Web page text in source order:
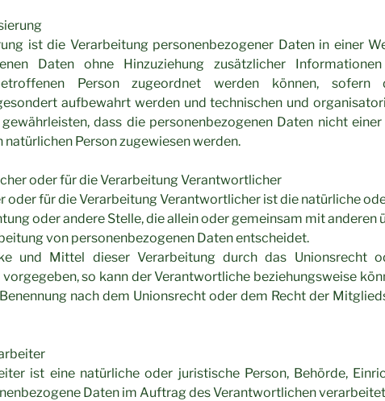
ist die Verarbeitung personenbezogener Daten in einer
Daten ohne Hinzuziehung zusätzlicher
Person zugeordnet werden können, sofern
aufbewahrt werden und technischen und
dass die personenbezogenen Daten nicht
Person zugewiesen werden.
oder für die Verarbeitung Verantwortlicher
oder für die Verarbeitung Verantwortlicher ist die natürliche
oder andere Stelle, die allein oder gemeinsam mit anderen
von personenbezogenen Daten entscheidet.
und Mittel dieser Verarbeitung durch das Unionsrecht
so kann der Verantwortliche beziehungsweise
nach dem Unionsrecht oder dem Recht der
ist eine natürliche oder juristische Person, Behörde,
Daten im Auftrag des Verantwortlichen